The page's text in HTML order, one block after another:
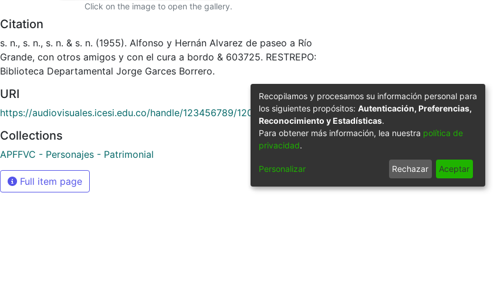
Click on the image to open the gallery.
Citation
s. n., s. n., s. n. & s. n. (1955). Alfonso y Hernán Alvarez de paseo a Río
Grande, con otros amigos y con el cura a bordo & 603725. RESTREPO:
Biblioteca Departamental Jorge Garces Borrero.
URI
https://audiovisuales.icesi.edu.co/handle/123456789/12051
Collections
APFFVC - Personajes - Patrimonial
Full item page
Recopilamos y procesamos su información personal para
los siguientes propósitos: Autenticación, Preferencias,
Reconocimiento y Estadísticas.
Para obtener más información, lea nuestra política de
privacidad.
Personalizar Rechazar Aceptar